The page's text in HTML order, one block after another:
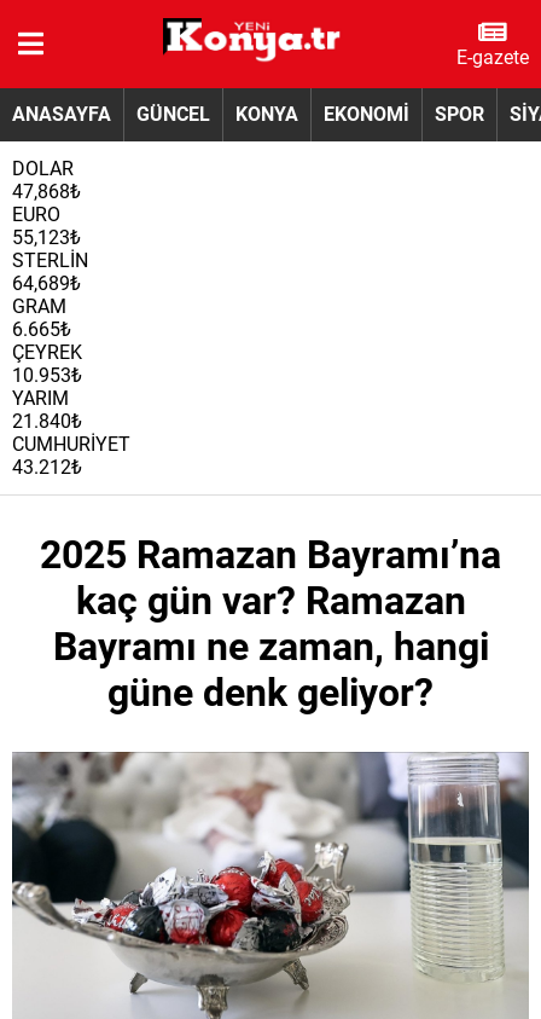
E-gazete
ANASAYFA GÜNCEL KONYA EKONOMİ SPOR
DOLAR
47,868₺
EURO
55,123₺
STERLİN
64,689₺
GRAM
6.665₺
ÇEYREK
10.953₺
YARIM
21.840₺
CUMHURİYET
43.212₺
2025 Ramazan Bayramı’na
kaç gün var? Ramazan
Bayramı ne zaman, hangi
güne denk geliyor?